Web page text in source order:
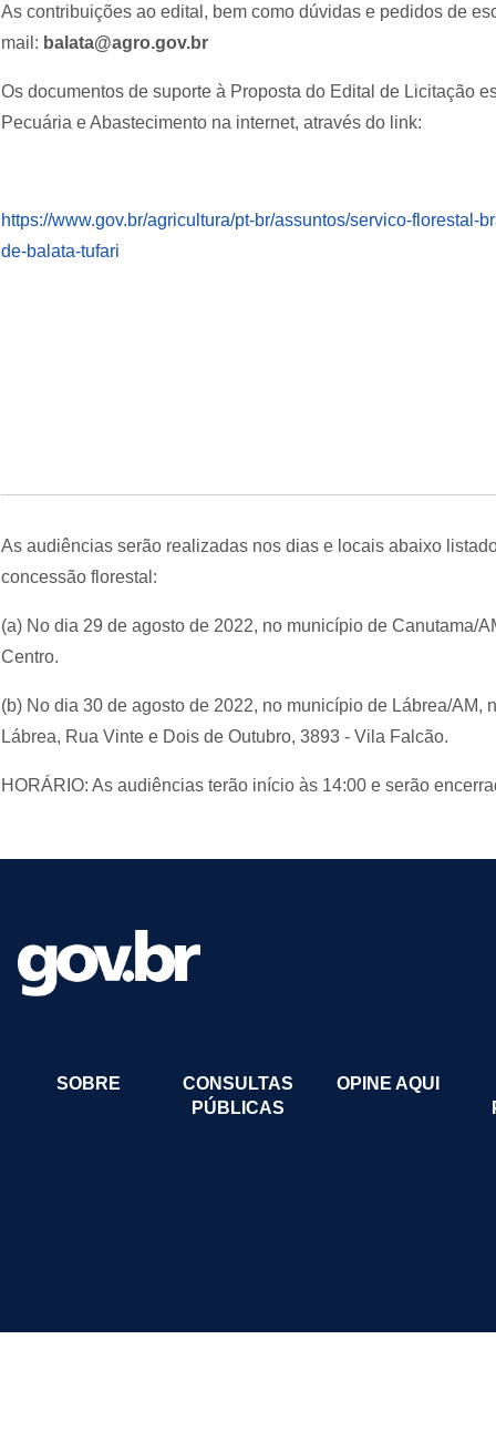
As contribuições ao edital, bem como dúvidas e pedidos de
mail: balata@agro.gov.br
Os documentos de suporte à Proposta do Edital de Licitação
Pecuária e Abastecimento na internet, através do link:
https://www.gov.br/agricultura/pt-br/assuntos/servico-
de-balata-tufari
As audiências serão realizadas nos dias e locais abaixo
concessão florestal:
(a) No dia 29 de agosto de 2022, no município de Canutama/
Centro.
(b) No dia 30 de agosto de 2022, no município de Lábrea/
Lábrea, Rua Vinte e Dois de Outubro, 3893 - Vila Falcão.
HORÁRIO: As audiências terão início às 14:00 e serão
SOBRE
CONSULTAS
PÚBLICAS
OPINE AQUI